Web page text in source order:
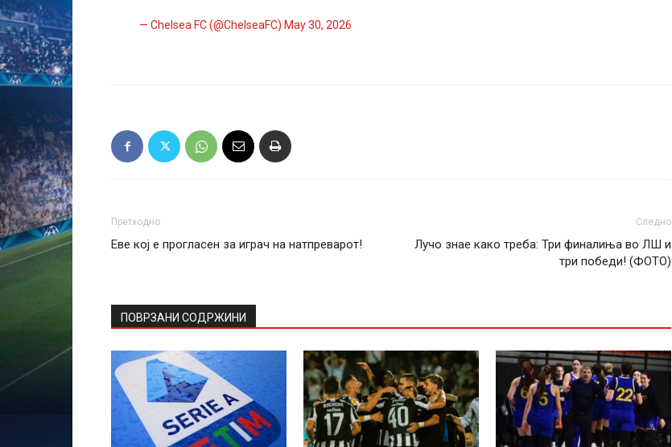
— Chelsea FC (@ChelseaFC) May 30, 2026
Претходно
Еве кој е прогласен за играч на натпреварот!
Следно
Лучо знае како треба: Три финалиња во ЛШ и
три победи! (ФОТО)
ПОВРЗАНИ СОДРЖИНИ